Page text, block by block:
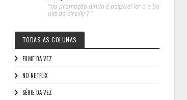
"na promoção ainda é possível ler o e-bo
oks da o’reilly ? "
TODAS AS COLUNAS
FILME DA VEZ
NO NETFLIX
SÉRIE DA VEZ